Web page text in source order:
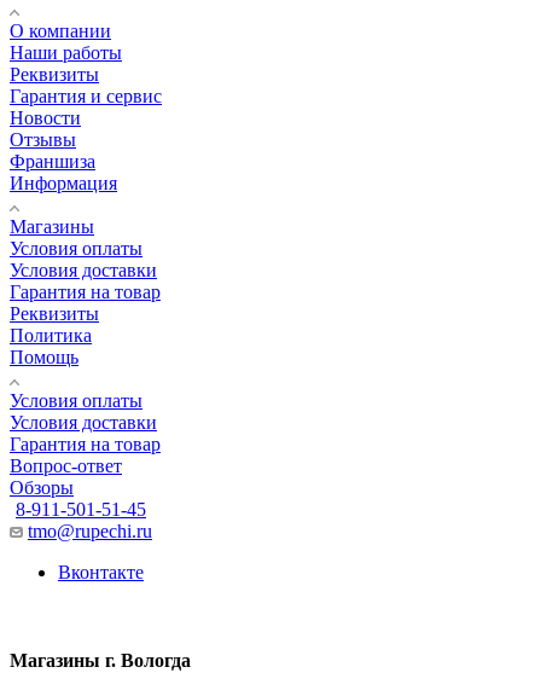
О компании
Наши работы
Реквизиты
Гарантия и сервис
Новости
Отзывы
Франшиза
Информация
Магазины
Условия оплаты
Условия доставки
Гарантия на товар
Реквизиты
Политика
Помощь
Условия оплаты
Условия доставки
Гарантия на товар
Вопрос-ответ
Обзоры
8-911-501-51-45
tmo@rupechi.ru
Вконтакте
Магазины г. Вологда